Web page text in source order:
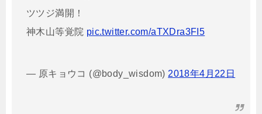
ツツジ満開！
神木山等覚院 pic.twitter.com/aTXDra3FI5
— 原キョウコ (@body_wisdom) 2018年4月22日